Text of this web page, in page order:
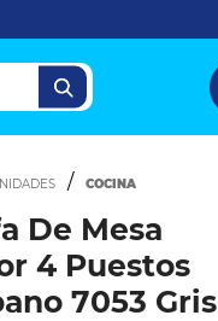
COCINA
De Mesa
4 Puestos
7053 Gris